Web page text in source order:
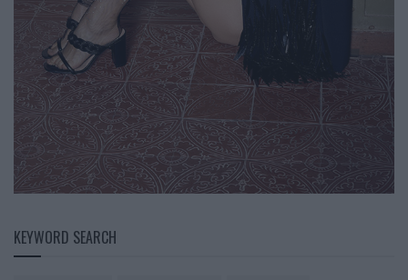
KEYWORD SEARCH